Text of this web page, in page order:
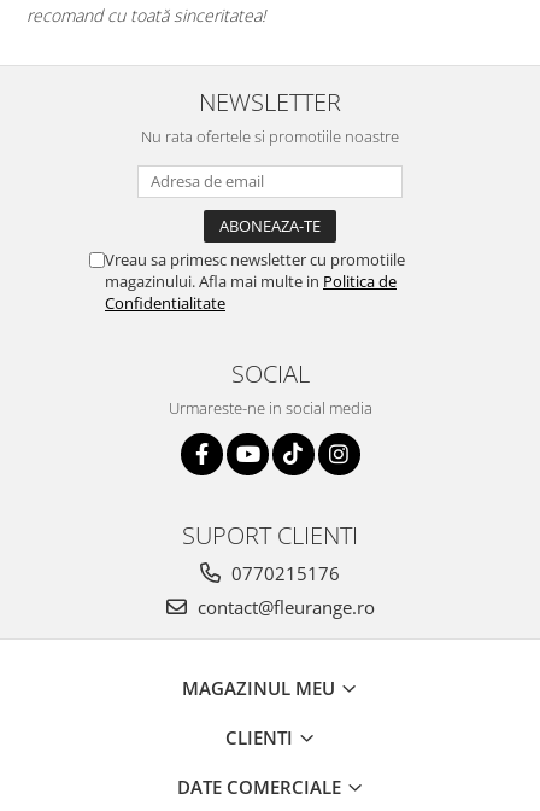
NEWSLETTER
Nu rata ofertele si promotiile noastre
Vreau sa primesc newsletter cu promotiile
magazinului. Afla mai multe in Politica de
Confidentialitate
SOCIAL
Urmareste-ne in social media
SUPORT CLIENTI
0770215176
contact@fleurange.ro
MAGAZINUL MEU
CLIENTI
DATE COMERCIALE